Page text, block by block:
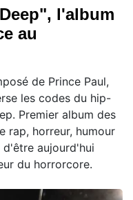
l'album
au
de Prince Paul,
les codes du hip-
Premier album des
rap, horreur, humour
aujourd'hui
du horrorcore.